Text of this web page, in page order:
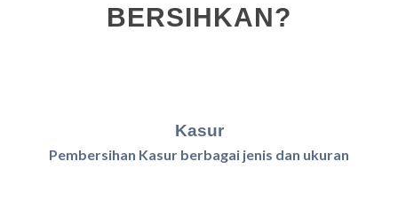
BERSIHKAN?
Kasur
Pembersihan Kasur berbagai jenis dan ukuran